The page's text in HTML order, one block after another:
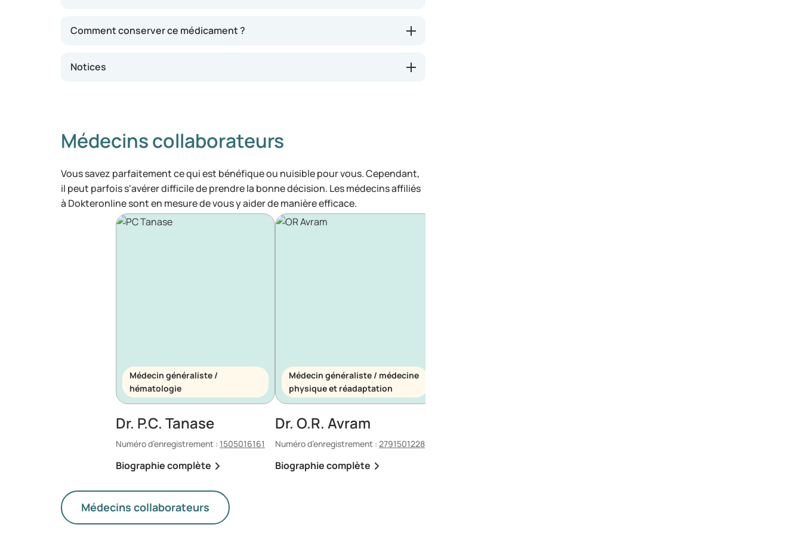
Comment conserver ce médicament ?
Notices
Médecins collaborateurs
Vous savez parfaitement ce qui est bénéfique ou nuisible pour vous. Cependant,
il peut parfois s'avérer difficile de prendre la bonne décision. Les médecins affiliés
à Dokteronline sont en mesure de vous y aider de manière efficace.
Médecin généraliste /
hématologie
Dr. P.C. Tanase
Numéro d’enregistrement : 1505016161
Biographie complète
Médecin généraliste / médecine
physique et réadaptation
Dr. O.R. Avram
Numéro d’enregistrement : 2791501228
Biographie complète
Médecins collaborateurs